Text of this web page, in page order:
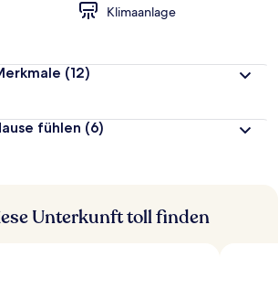
Klimaanlage
(12)
fühlen (6)
Unterkunft toll finden